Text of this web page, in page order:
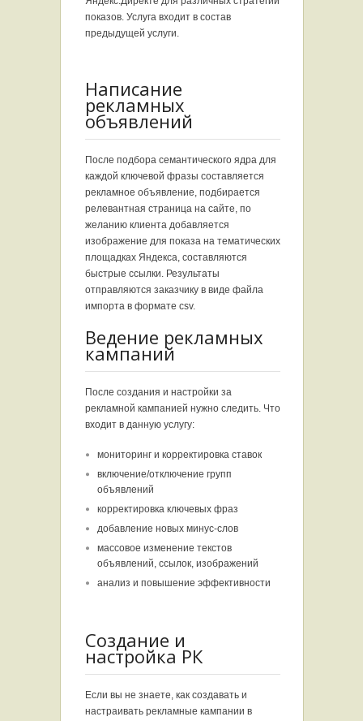
показов. Услуга входит в состав
предыдущей услуги.
Написание
рекламных
объявлений
После подбора семантического ядра для
каждой ключевой фразы составляется
рекламное объявление, подбирается
релевантная страница на сайте, по
желанию клиента добавляется
изображение для показа на тематических
площадках Яндекса, составляются
быстрые ссылки. Результаты
отправляются заказчику в виде файла
импорта в формате csv.
Ведение рекламных
кампаний
После создания и настройки за
рекламной кампанией нужно следить. Что
входит в данную услугу:
мониторинг и корректировка ставок
включение/отключение групп
объявлений
корректировка ключевых фраз
добавление новых минус-слов
массовое изменение текстов
объявлений, ссылок, изображений
анализ и повышение эффективности
Создание и
настройка РК
Если вы не знаете, как создавать и
настраивать рекламные кампании в